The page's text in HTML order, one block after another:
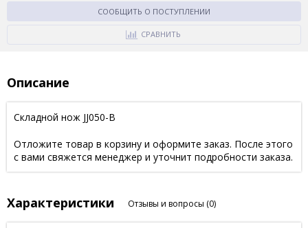
СООБЩИТЬ О ПОСТУПЛЕНИИ
СРАВНИТЬ
Описание
Складной нож JJ050-B
Отложите товар в корзину и оформите заказ. После этого
с вами свяжется менеджер и уточнит подробности заказа.
Характеристики Отзывы и вопросы (0)